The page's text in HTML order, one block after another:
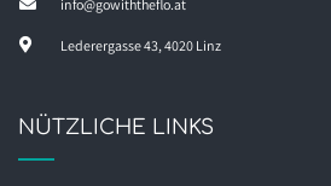
info@gowiththeflo.at
Lederergasse 43, 4020 Linz
NÜTZLICHE LINKS